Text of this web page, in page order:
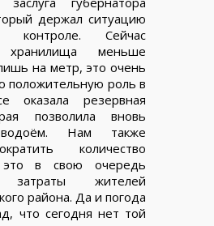
держал ситуацию
Сейчас
хранилища меньше
на метр, это очень
положительную роль в
оказала резервная
позволила вновь
водоём. Нам также
количество
в свою очередь
затраты жителей
района. Да и погода
что сегодня нет той